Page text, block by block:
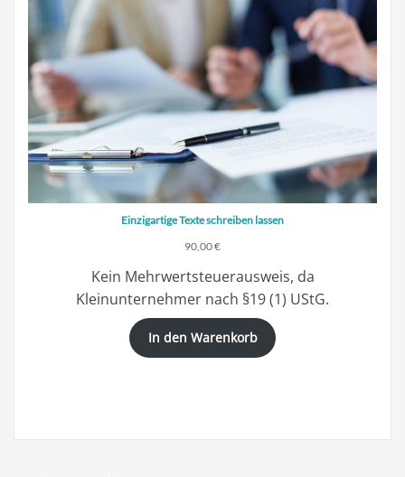
Einzigartige Texte schreiben lassen
90,00€
Kein Mehrwertsteuerausweis, da
Kleinunternehmer nach §19 (1) UStG.
In den Warenkorb